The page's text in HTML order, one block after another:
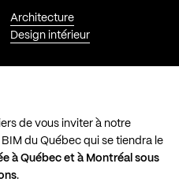
Architecture
Design intérieur
de vous inviter à notre
du Québec qui se tiendra le
à Québec et à Montréal sous
.